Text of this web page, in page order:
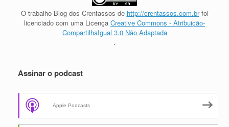
O trabalho Blog dos Crentassos de http://crentassos.com.brfoi
licenciado com uma Licença Creative Commons - Atribuição-
CompartilhaIgual 3.0 Não Adaptada
.
Assinar o podcast
Apple Podcasts